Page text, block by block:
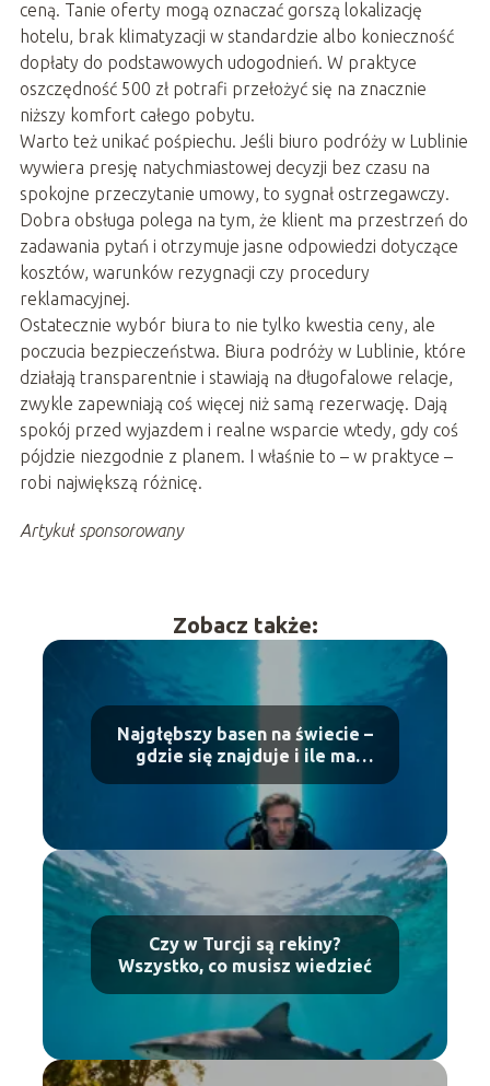
ceną. Tanie oferty mogą oznaczać gorszą lokalizację
hotelu, brak klimatyzacji w standardzie albo konieczność
dopłaty do podstawowych udogodnień. W praktyce
oszczędność 500 zł potrafi przełożyć się na znacznie
niższy komfort całego pobytu.
Warto też unikać pośpiechu. Jeśli biuro podróży w Lublinie
wywiera presję natychmiastowej decyzji bez czasu na
spokojne przeczytanie umowy, to sygnał ostrzegawczy.
Dobra obsługa polega na tym, że klient ma przestrzeń do
zadawania pytań i otrzymuje jasne odpowiedzi dotyczące
kosztów, warunków rezygnacji czy procedury
reklamacyjnej.
Ostatecznie wybór biura to nie tylko kwestia ceny, ale
poczucia bezpieczeństwa. Biura podróży w Lublinie, które
działają transparentnie i stawiają na długofalowe relacje,
zwykle zapewniają coś więcej niż samą rezerwację. Dają
spokój przed wyjazdem i realne wsparcie wtedy, gdy coś
pójdzie niezgodnie z planem. I właśnie to – w praktyce –
robi największą różnicę.
Artykuł sponsorowany
Zobacz także:
Najgłębszy basen na świecie –
gdzie się znajduje i ile ma
Czy w Turcji są rekiny?
Wszystko, co musisz wiedzieć